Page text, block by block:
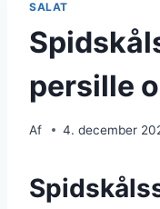
SALAT
persille
Af 4. december